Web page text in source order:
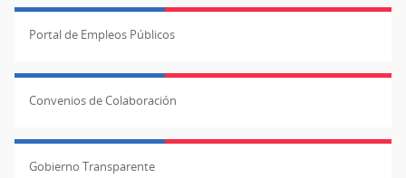
Portal de Empleos Públicos
Convenios de Colaboración
Gobierno Transparente